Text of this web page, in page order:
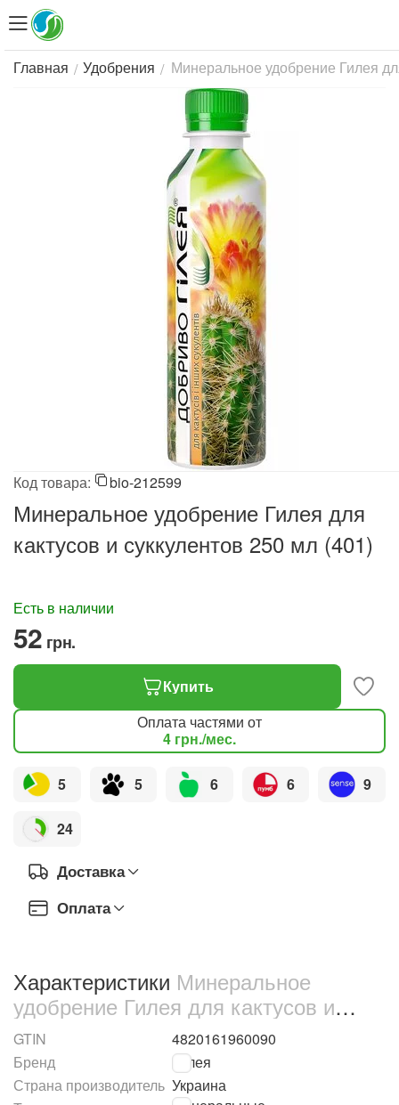
Главная / Удобрения / Минеральное удобрение Гилея
Код товара: bio-212599
Минеральное удобрение Гилея для
кактусов и суккулентов 250 мл (401)
‍52‍ грн.
Есть в наличии
Купить
Оплата частями от
4 грн./мес.
5 5 6 6 9
24
Доставка
Оплата
Характеристики Минеральное
удобрение Гилея для кактусов и
суккулентов 250 мл (401)
GTIN
4820161960090
Бренд
Гилея
Страна производитель Украина